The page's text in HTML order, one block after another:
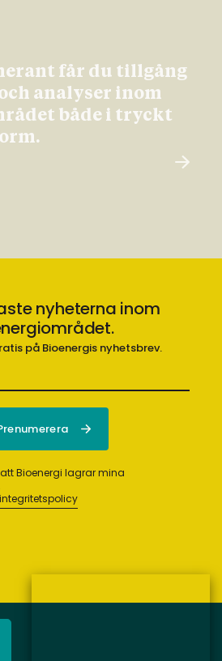
får du tillgång
analyser inom
både i tryckt
nyheterna inom
på Bioenergis nyhetsbrev.
Bioenergi lagrar mina